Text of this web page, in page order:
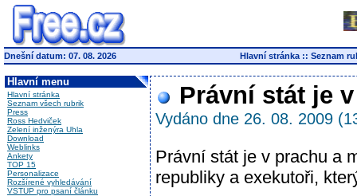
Dnešní datum: 07. 08. 2026 Hlavní stránka :: Seznam
Hlavní menu
Hlavní stránka
Seznam všech rubrik
Press
Ross Hedviček
Zelení inženýra Uhla
Download
Weblinks
Ankety
TOP 15
Personalizace
Rozšírené vyhledávání
VSTUP pro psaní článku
Právní stát je
Vydáno dne 26. 08. 2009
Právní stát je v prachu a
republiky a exekutoři,